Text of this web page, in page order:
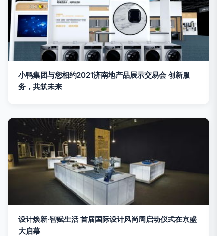
小鸭集团与您相约2021济南地产品展示交易会 创新服
务，共筑未来
设计焕新·智赋生活 首届国际设计风尚周启动仪式在京盛
大启幕